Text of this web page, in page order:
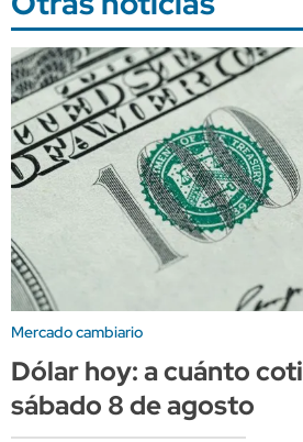
Mercado cambiario
Dólar hoy: a cuánto
sábado 8 de agosto